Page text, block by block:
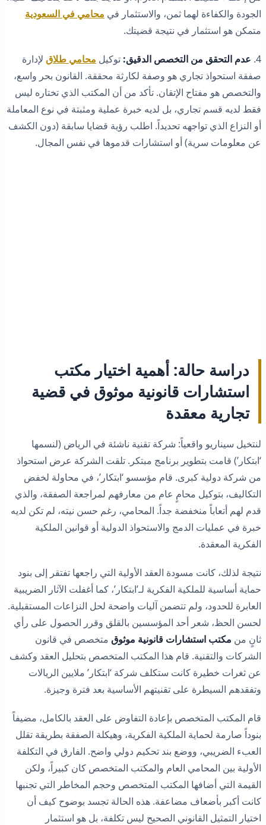
الجودة والكفاءة لهما ثمن، والاستثمار في محامي في السعودية
متمكن هو استثمار في نتيجة قضيتك.
4. عدم التحقق من التخصص الدقيق: توكيل محامي طلاق لإدارة
صفقة استحواذ تجاري هو وصفة لكارثة محققة. القانون بحر واسع،
والتخصص هو مفتاح الإتقان. تأكد من أن المكتب الذي تختاره ليس
فقط لديه قسم تجاري، بل لديه خبرة عملية ومثبتة في نوع المعاملة
أو النزاع الذي تواجهه تحديداً. اطلب رؤية قضايا سابقة (دون الكشف
عن معلومات سرية) أو استشارات قدموها في نفس المجال.
دراسة حالة: أهمية اختيار مكتب
استشارات قانونية موثوق في قضية
تجارية معقدة
لنتخيل سيناريو واقعياً: شركة تقنية ناشئة في الرياض (لنسمها
‘ابتكار’) قامت بتطوير برنامج مبتكر. تلقت الشركة عرض استحواذ
من شركة دولية كبرى. قام مؤسسو ‘ابتكار’، في محاولة لخفض
التكاليف، بتوكيل محامٍ عام من معارفهم لمراجعة الصفقة، والذي
قدم لهم أتعاباً منخفضة جداً. المحامي، رغم حسن نيته، لم تكن لديه
خبرة في عمليات الدمج والاستحواذ الدولية أو قوانين الملكية
الفكرية المعقدة.
نتيجة لذلك، كانت مسودة العقد الأولية التي راجعها تفتقر إلى بنود
حماية أساسية للملكية الفكرية لـ’ابتكار’، كما أغفلت الآثار الضريبية
العابرة للحدود، ولم تتضمن آليات واضحة لحل النزاعات المستقبلية.
لحسن الحظ، شعر أحد المؤسسين بالقلق وقرر الحصول على رأي
ثانٍ من مكتب استشارات قانونية موثوق متخصص في قانون
الشركات والتقنية. قام هذا المكتب المتخصص بتحليل العقد وكشف
عن ثغرات خطيرة كانت ستكلف شركة ‘ابتكار’ ملايين الريالات
وتفقدهم السيطرة على تقنيتهم الأساسية بعد فترة وجيزة.
قام المكتب المتخصص بإعادة التفاوض على العقد بالكامل، مضيفاً
بنوداً صارمة لحماية الملكية الفكرية، وهيكلة الصفقة بطريقة تقلل
العبء الضريبي، ووضع بند تحكيم دولي واضح. الفارق في التكلفة
الأولية بين المحامي العام والمكتب المتخصص كان كبيراً، ولكن
القيمة التي أضافها المكتب المتخصص وحجم المخاطر التي تجنبها
كانت أكبر بأضعاف مضاعفة. هذه الحالة تجسد بوضوح كيف أن
اختيار التمثيل القانوني الصحيح ليس تكلفة، بل هو استثمار